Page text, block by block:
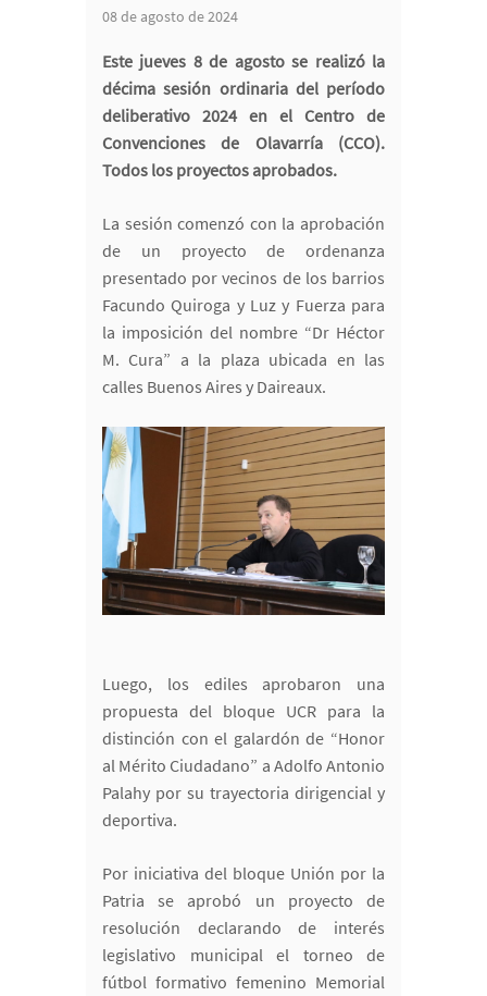
08 de agosto de 2024
Este jueves 8 de agosto se realizó la
décima sesión ordinaria del período
deliberativo 2024 en el Centro de
Convenciones de Olavarría (CCO).
Todos los proyectos aprobados.
La sesión comenzó con la aprobación
de un proyecto de ordenanza
presentado por vecinos de los barrios
Facundo Quiroga y Luz y Fuerza para
la imposición del nombre “Dr Héctor
M. Cura” a la plaza ubicada en las
calles Buenos Aires y Daireaux.
Luego, los ediles aprobaron una
propuesta del bloque UCR para la
distinción con el galardón de “Honor
al Mérito Ciudadano” a Adolfo Antonio
Palahy por su trayectoria dirigencial y
deportiva.
Por iniciativa del bloque Unión por la
Patria se aprobó un proyecto de
resolución declarando de interés
legislativo municipal el torneo de
fútbol formativo femenino Memorial